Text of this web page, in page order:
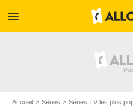
menu
Accueil Séries Séries TV les plus